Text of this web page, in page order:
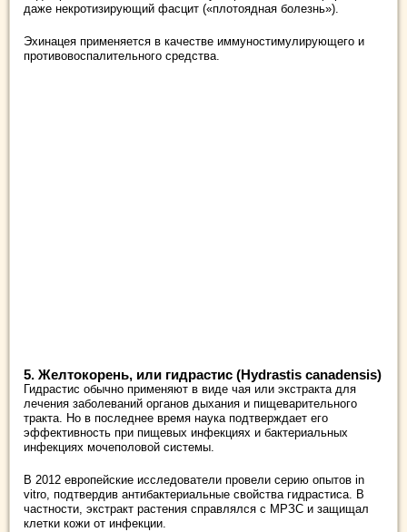
даже некротизирующий фасцит («плотоядная болезнь»).
Эхинацея применяется в качестве иммуностимулирующего и
противовоспалительного средства.
5. Желтокорень, или гидрастис (Hydrastis canadensis)
Гидрастис обычно применяют в виде чая или экстракта для
лечения заболеваний органов дыхания и пищеварительного
тракта. Но в последнее время наука подтверждает его
эффективность при пищевых инфекциях и бактериальных
инфекциях мочеполовой системы.
В 2012 европейские исследователи провели серию опытов in
vitro, подтвердив антибактериальные свойства гидрастиса. В
частности, экстракт растения справлялся с МРЗС и защищал
клетки кожи от инфекции.